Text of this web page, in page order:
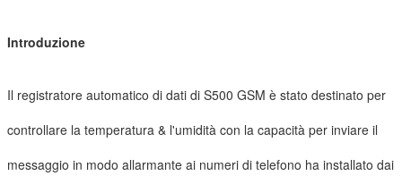
Introduzione
Il registratore automatico di dati di S500 GSM è stato destinato per
controllare la temperatura & l'umidità con la capacità per inviare il
messaggio in modo allarmante ai numeri di telefono ha installato dai